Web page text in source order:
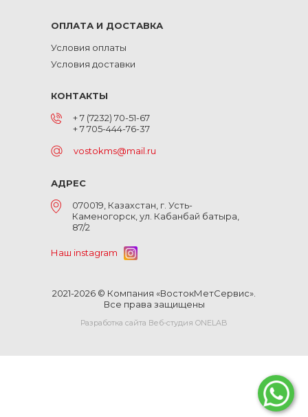
ОПЛАТА И ДОСТАВКА
Условия оплаты
Условия доставки
КОНТАКТЫ
+ 7 (7232) 70-51-67
+ 7 705-444-76-37
vostokms@mail.ru
АДРЕС
070019, Казахстан, г. Усть-
Каменогорск, ул. Кабанбай батыра,
87/2
Наш instagram
2021-2026 © Компания «ВостокМетСервис».
Все права защищены
Разработка сайта Веб-студия ONELAB